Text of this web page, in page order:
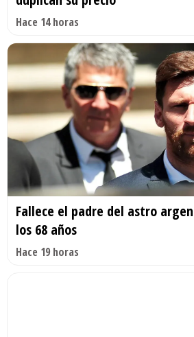
Hace 14 horas
Fallece el padre del astro
los 68 años
Hace 19 horas